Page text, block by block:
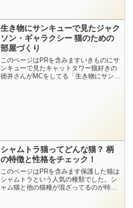
のだと死んでしまう可能性がある、と何
かで読んだことを思いだし...
生き物にサンキューで見たジャク
ソン・ギャラクシー 猫のための
部屋づくり
このページはPRを含みますいきものにサ
ンキューで見たキャットタワー猫好きの
徳井さんがMCをしてる「生き物にサンキ
シャムトラ猫ってどんな猫？ 柄
の特徴と性格をチェック！
このページはPRを含みます保護した猫は
シャムトラという人気の種類でした。シ
ャム猫と他の猫種が混ざってるのが特徴